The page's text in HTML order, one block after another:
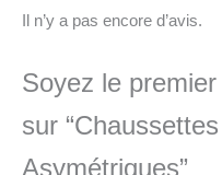
Il n’y a pas encore d’avis.
Soyez le
sur
Asymétriques”